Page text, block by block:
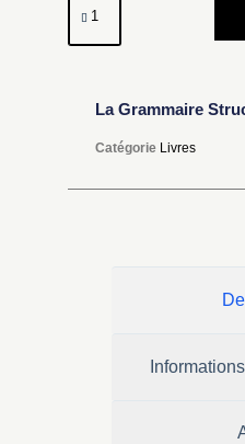
La Grammaire
Catégorie Livres